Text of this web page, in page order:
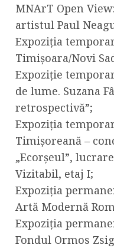
MNArT Open
artistul Paul
Expoziția
Timișoara/Novi
Expoziție
de lume. Suzana
retrospectivă”;
Expoziția
Timișoreană –
„Ecorșeul”,
Vizitabil, etaj I;
Expoziția
Artă Modernă
Expoziția
Fondul Ormos